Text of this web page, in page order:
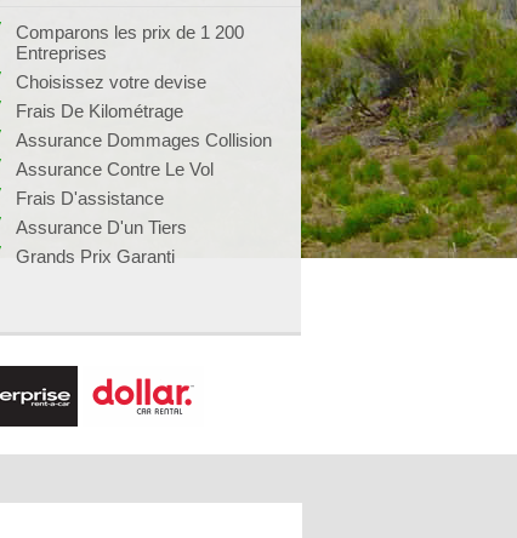
Comparons les prix de 1 200
Entreprises
Choisissez votre devise
Frais De Kilométrage
Assurance Dommages Collision
Assurance Contre Le Vol
Frais D'assistance
Assurance D'un Tiers
Grands Prix Garanti